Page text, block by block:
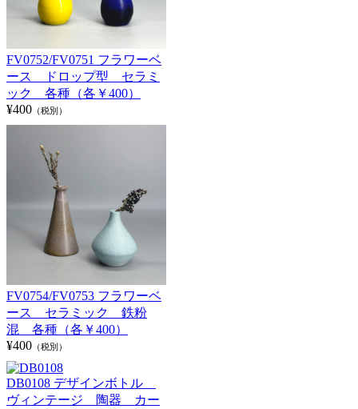
FV0752/FV0751 フラワーベ
ース ドロップ型 セラミ
ック 各種（各￥400）
¥400 （税別）
FV0754/FV0753 フラワーベ
ース セラミック 鉄粉
混 各種（各￥400）
¥400 （税別）
DB0108 デザインボトル
ヴィンテージ 陶器 カー